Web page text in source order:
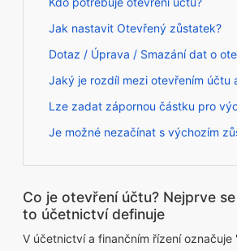
Jak nastavit Otevřený zůstatek?
Dotaz / Úprava / Smazání dat o
Jaký je rozdíl mezi otevřením účtu
Lze zadat zápornou částku pro
Je možné nezačínat s výchozím
Co je otevření účtu? Nejprve
to účetnictví definuje
V účetnictví a finančním řízení